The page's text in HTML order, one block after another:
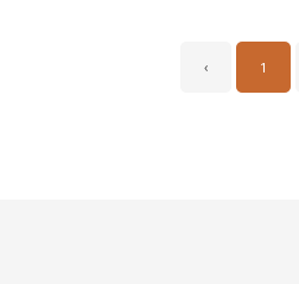
‹ 1